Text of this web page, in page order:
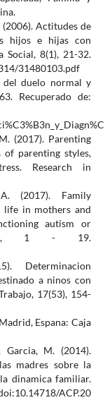
(2006). Actitudes de
hijos e hijas con
Social, 8(1), 21-32.
31480103.pdf
del duelo normal y
Recuperado de:
(2017). Parenting
parenting styles,
Research in
(2017). Family
life in mothers and
autism or
1 - 19.
Determinacion
a ninos con
17(53), 154-
Espana: Caja
Garcia, M. (2014).
madres sobre la
dinamica familiar.
ACP.20